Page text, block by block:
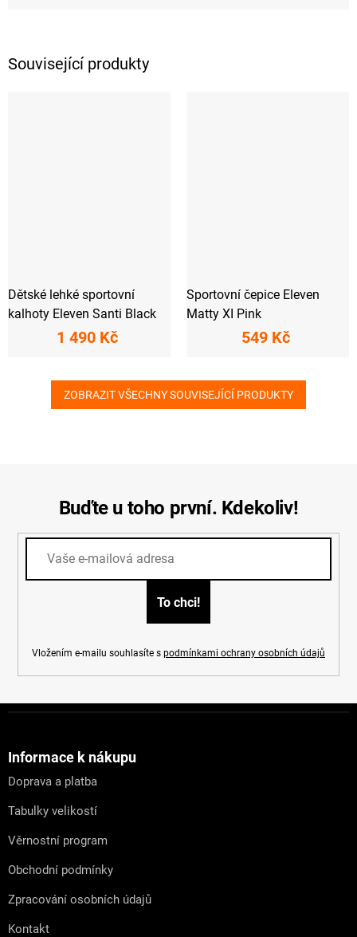
Související produkty
Dětské lehké sportovní
kalhoty Eleven Santi Black
1 490 Kč
Sportovní čepice Eleven
Matty XI Pink
549 Kč
ZOBRAZIT VŠECHNY SOUVISEJÍCÍ PRODUKTY
Buďte u toho první. Kdekoliv!
Vložením e-mailu souhlasíte s podmínkami ochrany osobních údajů
Informace k nákupu
Doprava a platba
Tabulky velikostí
Věrnostní program
Obchodní podmínky
Zpracování osobních údajů
Kontakt